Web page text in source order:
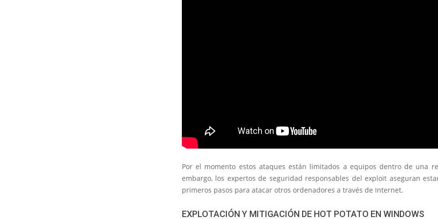
Por el momento estos ataques están limitados a equipos dentro de una
embargo, los expertos de seguridad responsables del exploit aseguran
primeros pasos para atacar otros ordenadores a través de Internet.
EXPLOTACIÓN Y MITIGACIÓN DE HOT POTATO EN WINDOWS